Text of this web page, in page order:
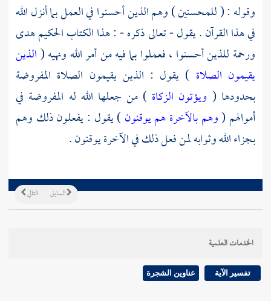
وقوله : ( للمحسنين ) وهم الذين أحسنوا في العمل بما أنزل الله
في هذا القرآن . يقول - تعالى ذكره - : هذا الكتاب الحكيم هدى
ورحمة للذين أحسنوا ، فعملوا بما فيه من أمر الله ونهيه (الذين
يقيمون الصلاة ) يقول : الذين يقيمون الصلاة المفروضة
بحدودها ( ويؤتون الزكاة ) من جعلها الله له المفروضة في
أموالهم (وهم بالآخرة هم يوقنون) يقول : يفعلون ذلك وهم
بجزاء الله وثوابه لمن فعل ذلك في الآخرة يوقنون .
التالي السابق
الخدمات العلمية
تفسير الآية عناوين الشجرة